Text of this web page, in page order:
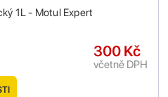
1L - Motul Expert
300 Kč
včetně DPH